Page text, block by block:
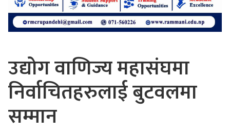
उद्योग वाणिज्य महासंघमा
निर्वाचितहरुलाई बुटवलमा
सम्मान